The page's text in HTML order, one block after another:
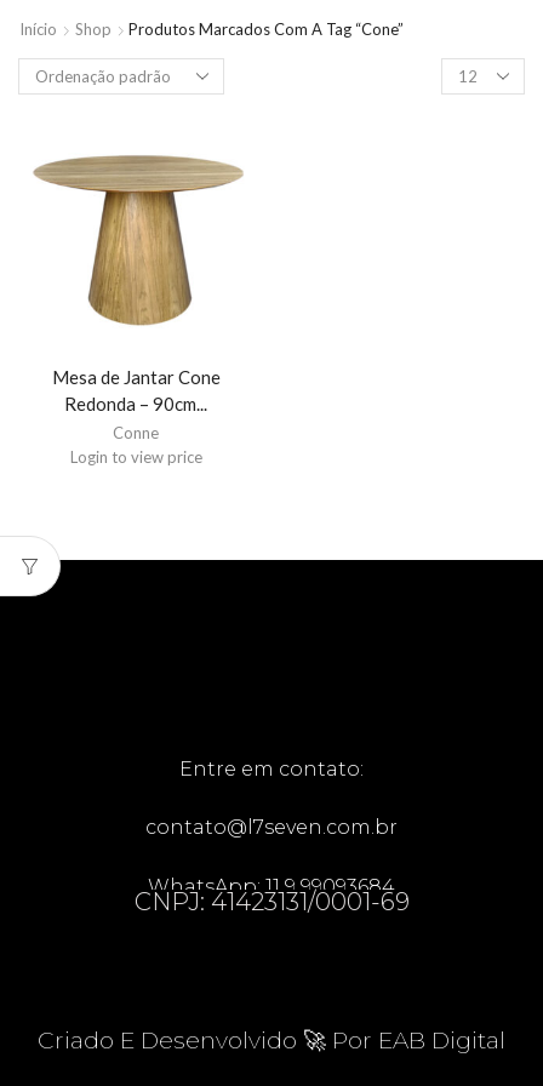
Início Shop Produtos Marcados Com A Tag “cone”
Mesa de Jantar Cone
Redonda – 90cm...
Conne
Login to view price
Entre em contato:
contato@l7seven.com.br
WhatsApp: 11 9 99093684
CNPJ: 41423131/0001-69
Criado E Desenvolvido 🚀 Por EAB Digital